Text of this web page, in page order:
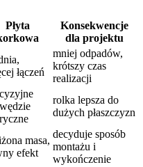
Płyta
Konsekwencje
dla projektu
łączeń
mniej odpadów,
krótszy czas
realizacji
rolka lepsza do
dużych płaszczyzn
masa,
efekt
decyduje sposób
montażu i
wykończenie